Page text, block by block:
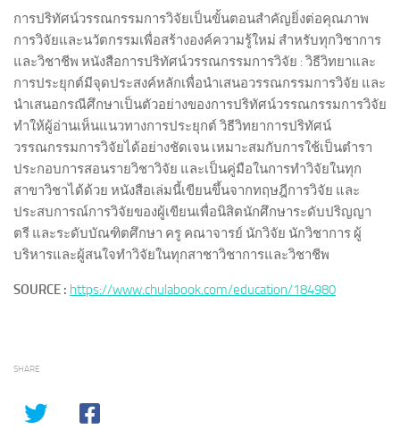
การปริทัศน์วรรณกรรมการวิจัยเป็นขั้นตอนสำคัญยิ่งต่อคุณภาพ
การวิจัยและนวัตกรรมเพื่อสร้างองค์ความรู้ใหม่ สำหรับทุกวิชาการ
และวิชาชีพ หนังสือการปริทัศน์วรรณกรรมการวิจัย : วิธีวิทยาและ
การประยุกต์มีจุดประสงค์หลักเพื่อนำเสนอวรรณกรรมการวิจัย และ
นำเสนอกรณีศึกษาเป็นตัวอย่างของการปริทัศน์วรรณกรรมการวิจัย
ทำให้ผู้อ่านเห็นแนวทางการประยุกต์ วิธีวิทยาการปริทัศน์
วรรณกรรมการวิจัยได้อย่างชัดเจน เหมาะสมกับการใช้เป็นตำรา
ประกอบการสอนรายวิชาวิจัย และเป็นคู่มือในการทำวิจัยในทุก
สาขาวิชาได้ด้วย หนังสือเล่มนี้เขียนขึ้นจากทฤษฎีการวิจัย และ
ประสบการณ์การวิจัยของผู้เขียนเพื่อนิสิตนักศึกษาระดับปริญญา
ตรี และระดับบัณฑิตศึกษา ครู คณาจารย์ นักวิจัย นักวิชาการ ผู้
บริหารและผู้สนใจทำวิจัยในทุกสาชาวิชาการและวิชาชีพ
SOURCE : https://www.chulabook.com/education/184980
SHARE